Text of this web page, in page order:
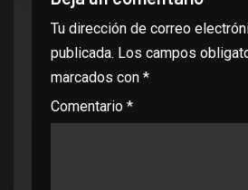
Tu dirección de correo
publicada. Los campos
marcados con *
Comentario *